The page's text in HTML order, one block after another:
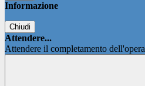
Informazione
Chiudi
Attendere...
Attendere il completamento